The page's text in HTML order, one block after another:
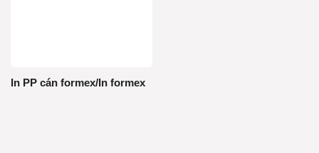
In PP cán formex/In formex